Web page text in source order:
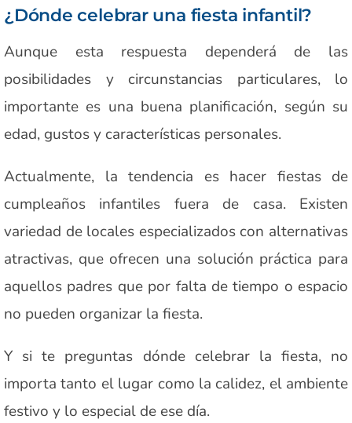
¿Dónde celebrar una fiesta infantil?
Aunque esta respuesta dependerá de las
posibilidades y circunstancias particulares, lo
importante es una buena planificación, según su
edad, gustos y características personales.
Actualmente, la tendencia es hacer fiestas de
cumpleaños infantiles fuera de casa. Existen
variedad de locales especializados con alternativas
atractivas, que ofrecen una solución práctica para
aquellos padres que por falta de tiempo o espacio
no pueden organizar la fiesta.
Y si te preguntas dónde celebrar la fiesta, no
importa tanto el lugar como la calidez, el ambiente
festivo y lo especial de ese día.